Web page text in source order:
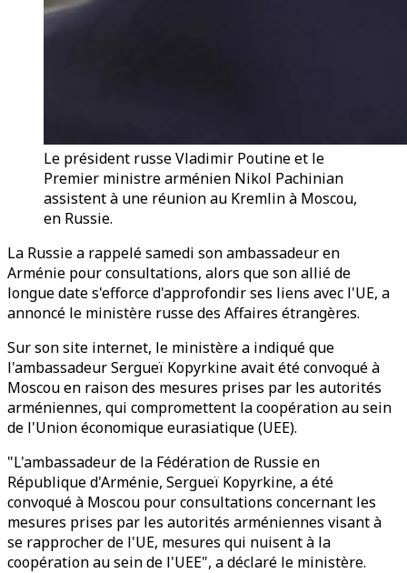
Le président russe Vladimir Poutine et le
Premier ministre arménien Nikol Pachinian
assistent à une réunion au Kremlin à Moscou,
en Russie.
La Russie a rappelé samedi son ambassadeur en
Arménie pour consultations, alors que son allié de
longue date s'efforce d'approfondir ses liens avec l'UE, a
annoncé le ministère russe des Affaires étrangères.
Sur son site internet, le ministère a indiqué que
l'ambassadeur Sergueï Kopyrkine avait été convoqué à
Moscou en raison des mesures prises par les autorités
arméniennes, qui compromettent la coopération au sein
de l'Union économique eurasiatique (UEE).
"L'ambassadeur de la Fédération de Russie en
République d'Arménie, Sergueï Kopyrkine, a été
convoqué à Moscou pour consultations concernant les
mesures prises par les autorités arméniennes visant à
se rapprocher de l'UE, mesures qui nuisent à la
coopération au sein de l'UEE", a déclaré le ministère.